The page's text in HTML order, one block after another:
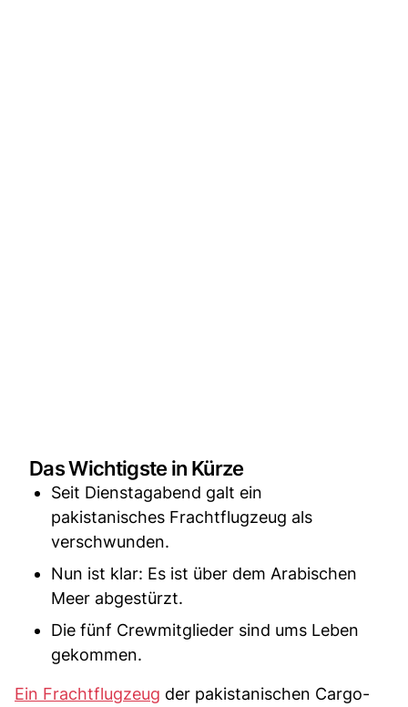
Das Wichtigste in Kürze
Seit Dienstagabend galt ein
pakistanisches Frachtflugzeug als
verschwunden.
Nun ist klar: Es ist über dem Arabischen
Meer abgestürzt.
Die fünf Crewmitglieder sind ums Leben
gekommen.
Ein Frachtflugzeug der pakistanischen Cargo-